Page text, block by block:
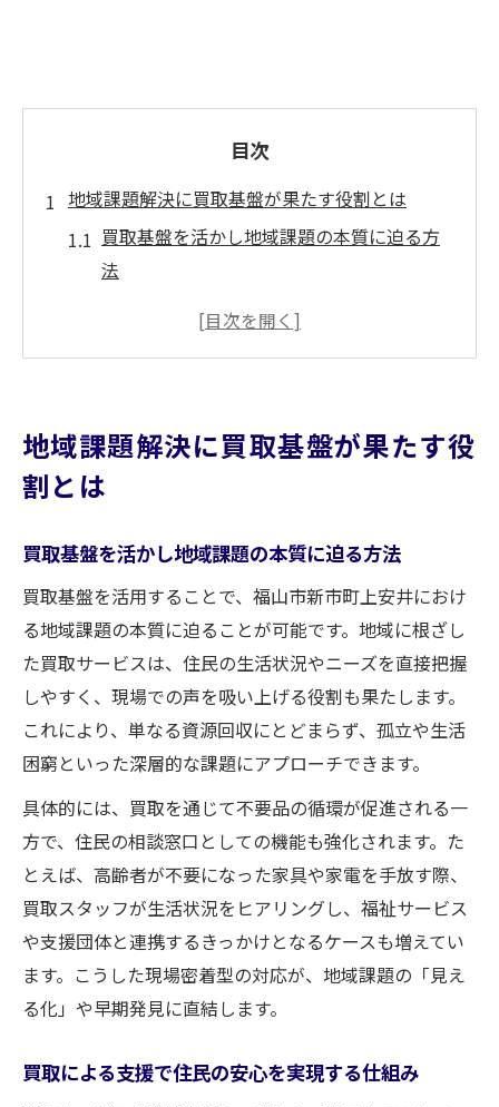
目次
地域課題解決に買取基盤が果たす役割とは
買取基盤を活かし地域課題の本質に迫る方
法
買取による支援で住民の安心を実現する仕
買取基盤で資源循環を促す地域社会の形成
住宅支援と買取基盤の相乗効果を考える視
買取活用が地域支援ネットワークに導く新展開
買取を軸に広がる地域支援ネットワークの
可能性
買取基盤が支える多様な支援体制の構築手
法
住民参加型の買取活用で地域協力を深める
福祉サービスと買取の連携による新たな試
み
資源循環が生み出す支援ネットワークの進
化
住宅支援と買取から紡ぐ新市町上安井の未来
買取基盤で実現する持続的な住宅支援の形
住宅確保と買取活用が導く安心な暮らし
住民の生活支援に買取が果たす貢献とは
地域課題解決に買取基盤が果たす役
割とは
買取基盤を活かし地域課題の本質に迫る方法
買取基盤を活用することで、福山市新市町上安井におけ
る地域課題の本質に迫ることが可能です。地域に根ざし
た買取サービスは、住民の生活状況やニーズを直接把握
しやすく、現場での声を吸い上げる役割も果たします。
これにより、単なる資源回収にとどまらず、孤立や生活
困窮といった深層的な課題にアプローチできます。
具体的には、買取を通じて不要品の循環が促進される一
方で、住民の相談窓口としての機能も強化されます。た
とえば、高齢者が不要になった家具や家電を手放す際、
買取スタッフが生活状況をヒアリングし、福祉サービス
や支援団体と連携するきっかけとなるケースも増えてい
ます。こうした現場密着型の対応が、地域課題の「見え
る化」や早期発見に直結します。
買取による支援で住民の安心を実現する仕組み